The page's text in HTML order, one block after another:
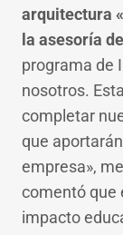
arquitectura
la asesoría de
programa de
nosotros.
completar
que
empresa»,
comentó que
impacto